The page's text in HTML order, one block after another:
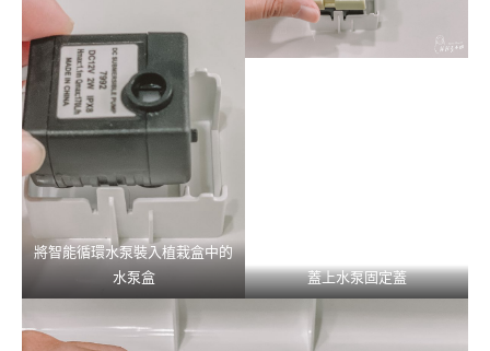
將智能循環水泵裝入植栽盒中的
水泵盒
蓋上水泵固定蓋